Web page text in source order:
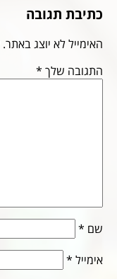
כתיבת תגובה
האימייל לא יוצג באתר.
התגובה שלך *
שם *
אימייל *